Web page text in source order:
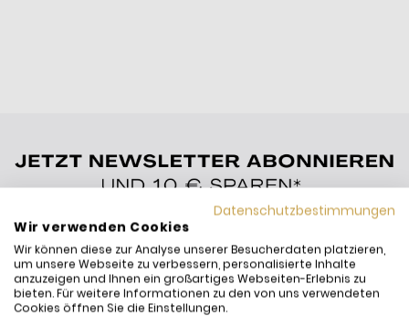
Datenschutzbestimmungen
Wir verwenden Cookies
Wir können diese zur Analyse unserer Besucherdaten platzieren,
um unsere Webseite zu verbessern, personalisierte Inhalte
anzuzeigen und Ihnen ein großartiges Webseiten-Erlebnis zu
bieten. Für weitere Informationen zu den von uns verwendeten
Cookies öffnen Sie die Einstellungen.